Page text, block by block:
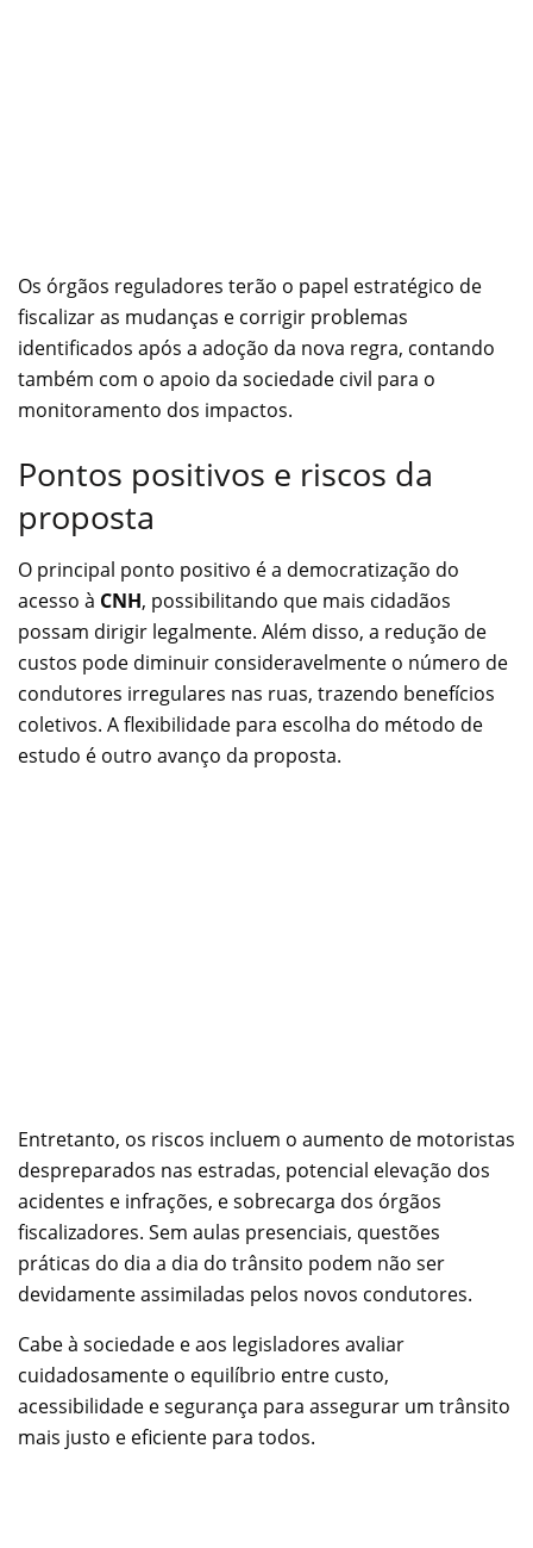
Os órgãos reguladores terão o papel estratégico de
fiscalizar as mudanças e corrigir problemas
identificados após a adoção da nova regra, contando
também com o apoio da sociedade civil para o
monitoramento dos impactos.
Pontos positivos e riscos da
proposta
O principal ponto positivo é a democratização do
acesso à CNH, possibilitando que mais cidadãos
possam dirigir legalmente. Além disso, a redução de
custos pode diminuir consideravelmente o número de
condutores irregulares nas ruas, trazendo benefícios
coletivos. A flexibilidade para escolha do método de
estudo é outro avanço da proposta.
Entretanto, os riscos incluem o aumento de motoristas
despreparados nas estradas, potencial elevação dos
acidentes e infrações, e sobrecarga dos órgãos
fiscalizadores. Sem aulas presenciais, questões
práticas do dia a dia do trânsito podem não ser
devidamente assimiladas pelos novos condutores.
Cabe à sociedade e aos legisladores avaliar
cuidadosamente o equilíbrio entre custo,
acessibilidade e segurança para assegurar um trânsito
mais justo e eficiente para todos.